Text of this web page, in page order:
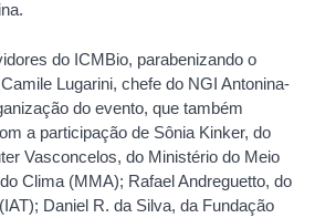
do ICMBio, parabenizando o
Lugarini, chefe do NGI Antonina-
do evento, que também
a participação de Sônia Kinker, do
Vasconcelos, do Ministério do Meio
Clima (MMA); Rafael Andreguetto, do
Daniel R. da Silva, da Fundação